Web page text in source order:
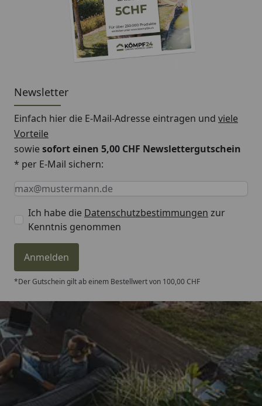
Newsletter
Einfach hier die E-Mail-Adresse eintragen und viele
Vorteile
sowiesofort einen 5,00 CHF Newslettergutschein
* per E-Mail sichern:
Keine Eingabe erforderlich
Eingabe erforderlich
E-Mail *
Ich habe die Datenschutzbestimmungen zur
Kenntnis genommen
Anmelden
*Der Gutschein gilt ab einem Bestellwert von 100,00 CHF
Trusted Shops
4,81/ 5
„Sehr gute Qualitäts-Markenware,